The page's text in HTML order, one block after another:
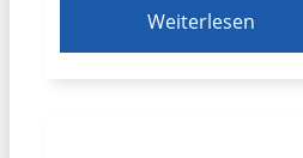
Weiterlesen